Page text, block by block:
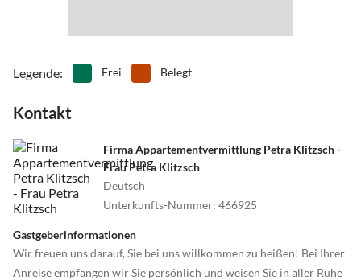
Legende: Frei Belegt
Kontakt
Firma Appartementvermittlung Petra Klitzsch -
Frau Petra Klitzsch
Deutsch
Unterkunfts-Nummer: 466925
Gastgeberinformationen
Wir freuen uns darauf, Sie bei uns willkommen zu heißen! Bei Ihrer
Anreise empfangen wir Sie persönlich und weisen Sie in aller Ruhe